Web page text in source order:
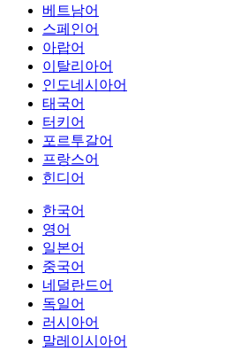
베트남어
스페인어
아랍어
이탈리아어
인도네시아어
태국어
터키어
포르투갈어
프랑스어
힌디어
한국어
영어
일본어
중국어
네덜란드어
독일어
러시아어
말레이시아어